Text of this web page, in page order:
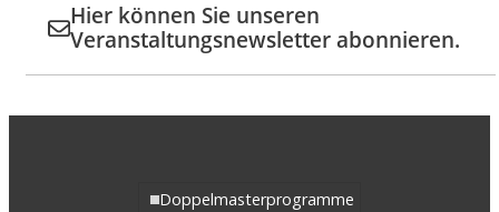
Hier können Sie unseren
Veranstaltungsnewsletter abonnieren.
Doppelmasterprogramme